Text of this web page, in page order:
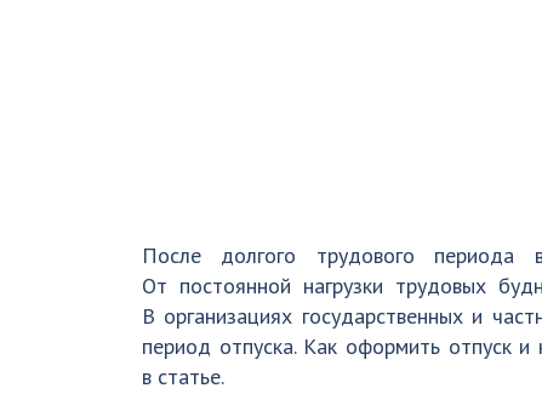
После долгого трудового периода
От постоянной нагрузки трудовых
В организациях государственных и
период отпуска. Как оформить отпуск
в статье.